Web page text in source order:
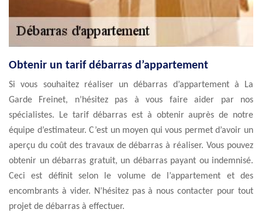
Obtenir un tarif débarras d’appartement
Si vous souhaitez réaliser un débarras d’appartement à La
Garde Freinet, n’hésitez pas à vous faire aider par nos
spécialistes. Le tarif débarras est à obtenir auprès de notre
équipe d’estimateur. C’est un moyen qui vous permet d’avoir un
aperçu du coût des travaux de débarras à réaliser. Vous pouvez
obtenir un débarras gratuit, un débarras payant ou indemnisé.
Ceci est définit selon le volume de l’appartement et des
encombrants à vider. N’hésitez pas à nous contacter pour tout
projet de débarras à effectuer.